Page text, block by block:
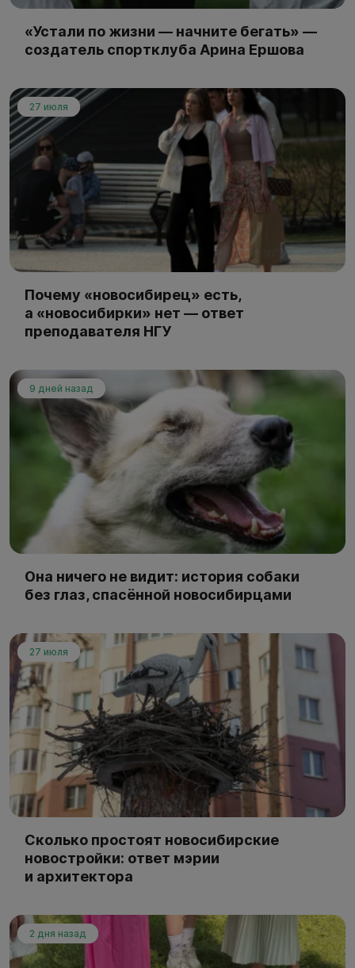
«Устали по жизни — начните бегать» —
создатель спортклуба Арина Ершова
27 июля
Почему «новосибирец» есть,
а «новосибирки» нет — ответ
преподавателя НГУ
9 дней назад
Она ничего не видит: история собаки
без глаз, спасённой новосибирцами
27 июля
Сколько простоят новосибирские
новостройки: ответ мэрии
и архитектора
2 дня назад